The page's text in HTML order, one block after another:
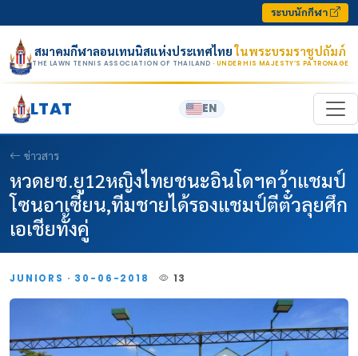
ระบบนักกีฬา
สมาคมกีฬาลอนเทนนิสแห่งประเทศไทยในพระบรมราชูปถัมภ์
THE LAWN TENNIS ASSOCIATION OF THAILAND · UNDER HIS MAJESTY’S PATRONAGE
LTAT EN
ข่าวสาร
หวดยช.ยู12หญิงไทยชนะอินโดฯคว้าแชมป์
โซนอาเซียน,ทีมชายได้รองแชมป์ตีตั๋วลุยศึก
เอเชียทั้งคู่
JUNIORS · 30-06-2018 13